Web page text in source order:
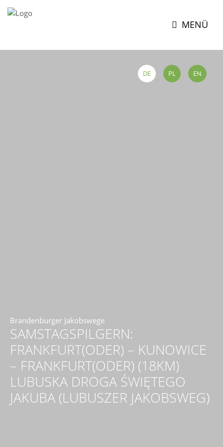
MENÜ
DE PL EN
Brandenburger Jakobswege
SAMSTAGSPILGERN:
FRANKFURT(ODER) – KUNOWICE
– FRANKFURT(ODER) (18KM)
LUBUSKA DROGA ŚWIĘTEGO
JAKUBA (LUBUSZER JAKOBSWEG)